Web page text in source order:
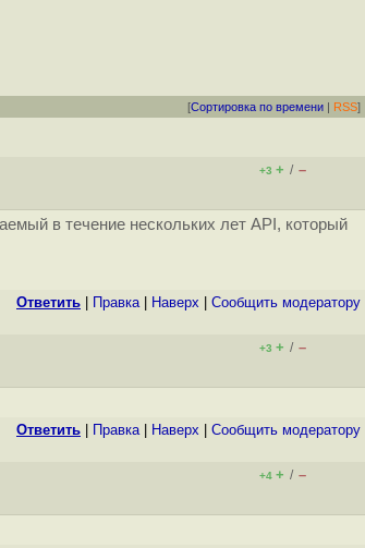
[Сортировка по времени | RSS]
+3 + / –
в течение нескольких лет API, который
Ответить Правка| Наверх Cообщить модератору
+3 + / –
Ответить Правка| Наверх Cообщить модератору
+4 + / –